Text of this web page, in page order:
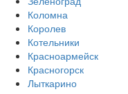
Коломна
Королев
Котельники
Красноармейск
Красногорск
Лыткарино